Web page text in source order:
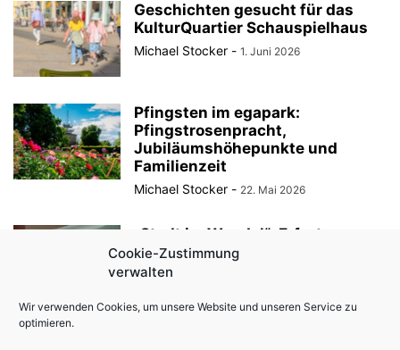
Cookie-Zustimmung
verwalten
Wir verwenden Cookies, um unsere Website und unseren Service zu
optimieren.
Geschichten gesucht für das
KulturQuartier Schauspielhaus
Michael Stocker - 1. Juni 2026
Pfingsten im egapark:
Pfingstrosenpracht,
Jubiläumshöhepunkte und
Familienzeit
Michael Stocker - 22. Mai 2026
„Stadt im Wandel“: Erfurt
gestaltet Zukunft
Michael Stocker